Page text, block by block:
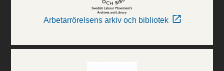
Arbetarrörelsens arkiv och bibliotek